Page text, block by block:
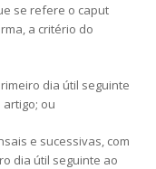
se refere o caput
a critério do
dia útil seguinte
ou
e sucessivas, com
dia útil seguinte ao